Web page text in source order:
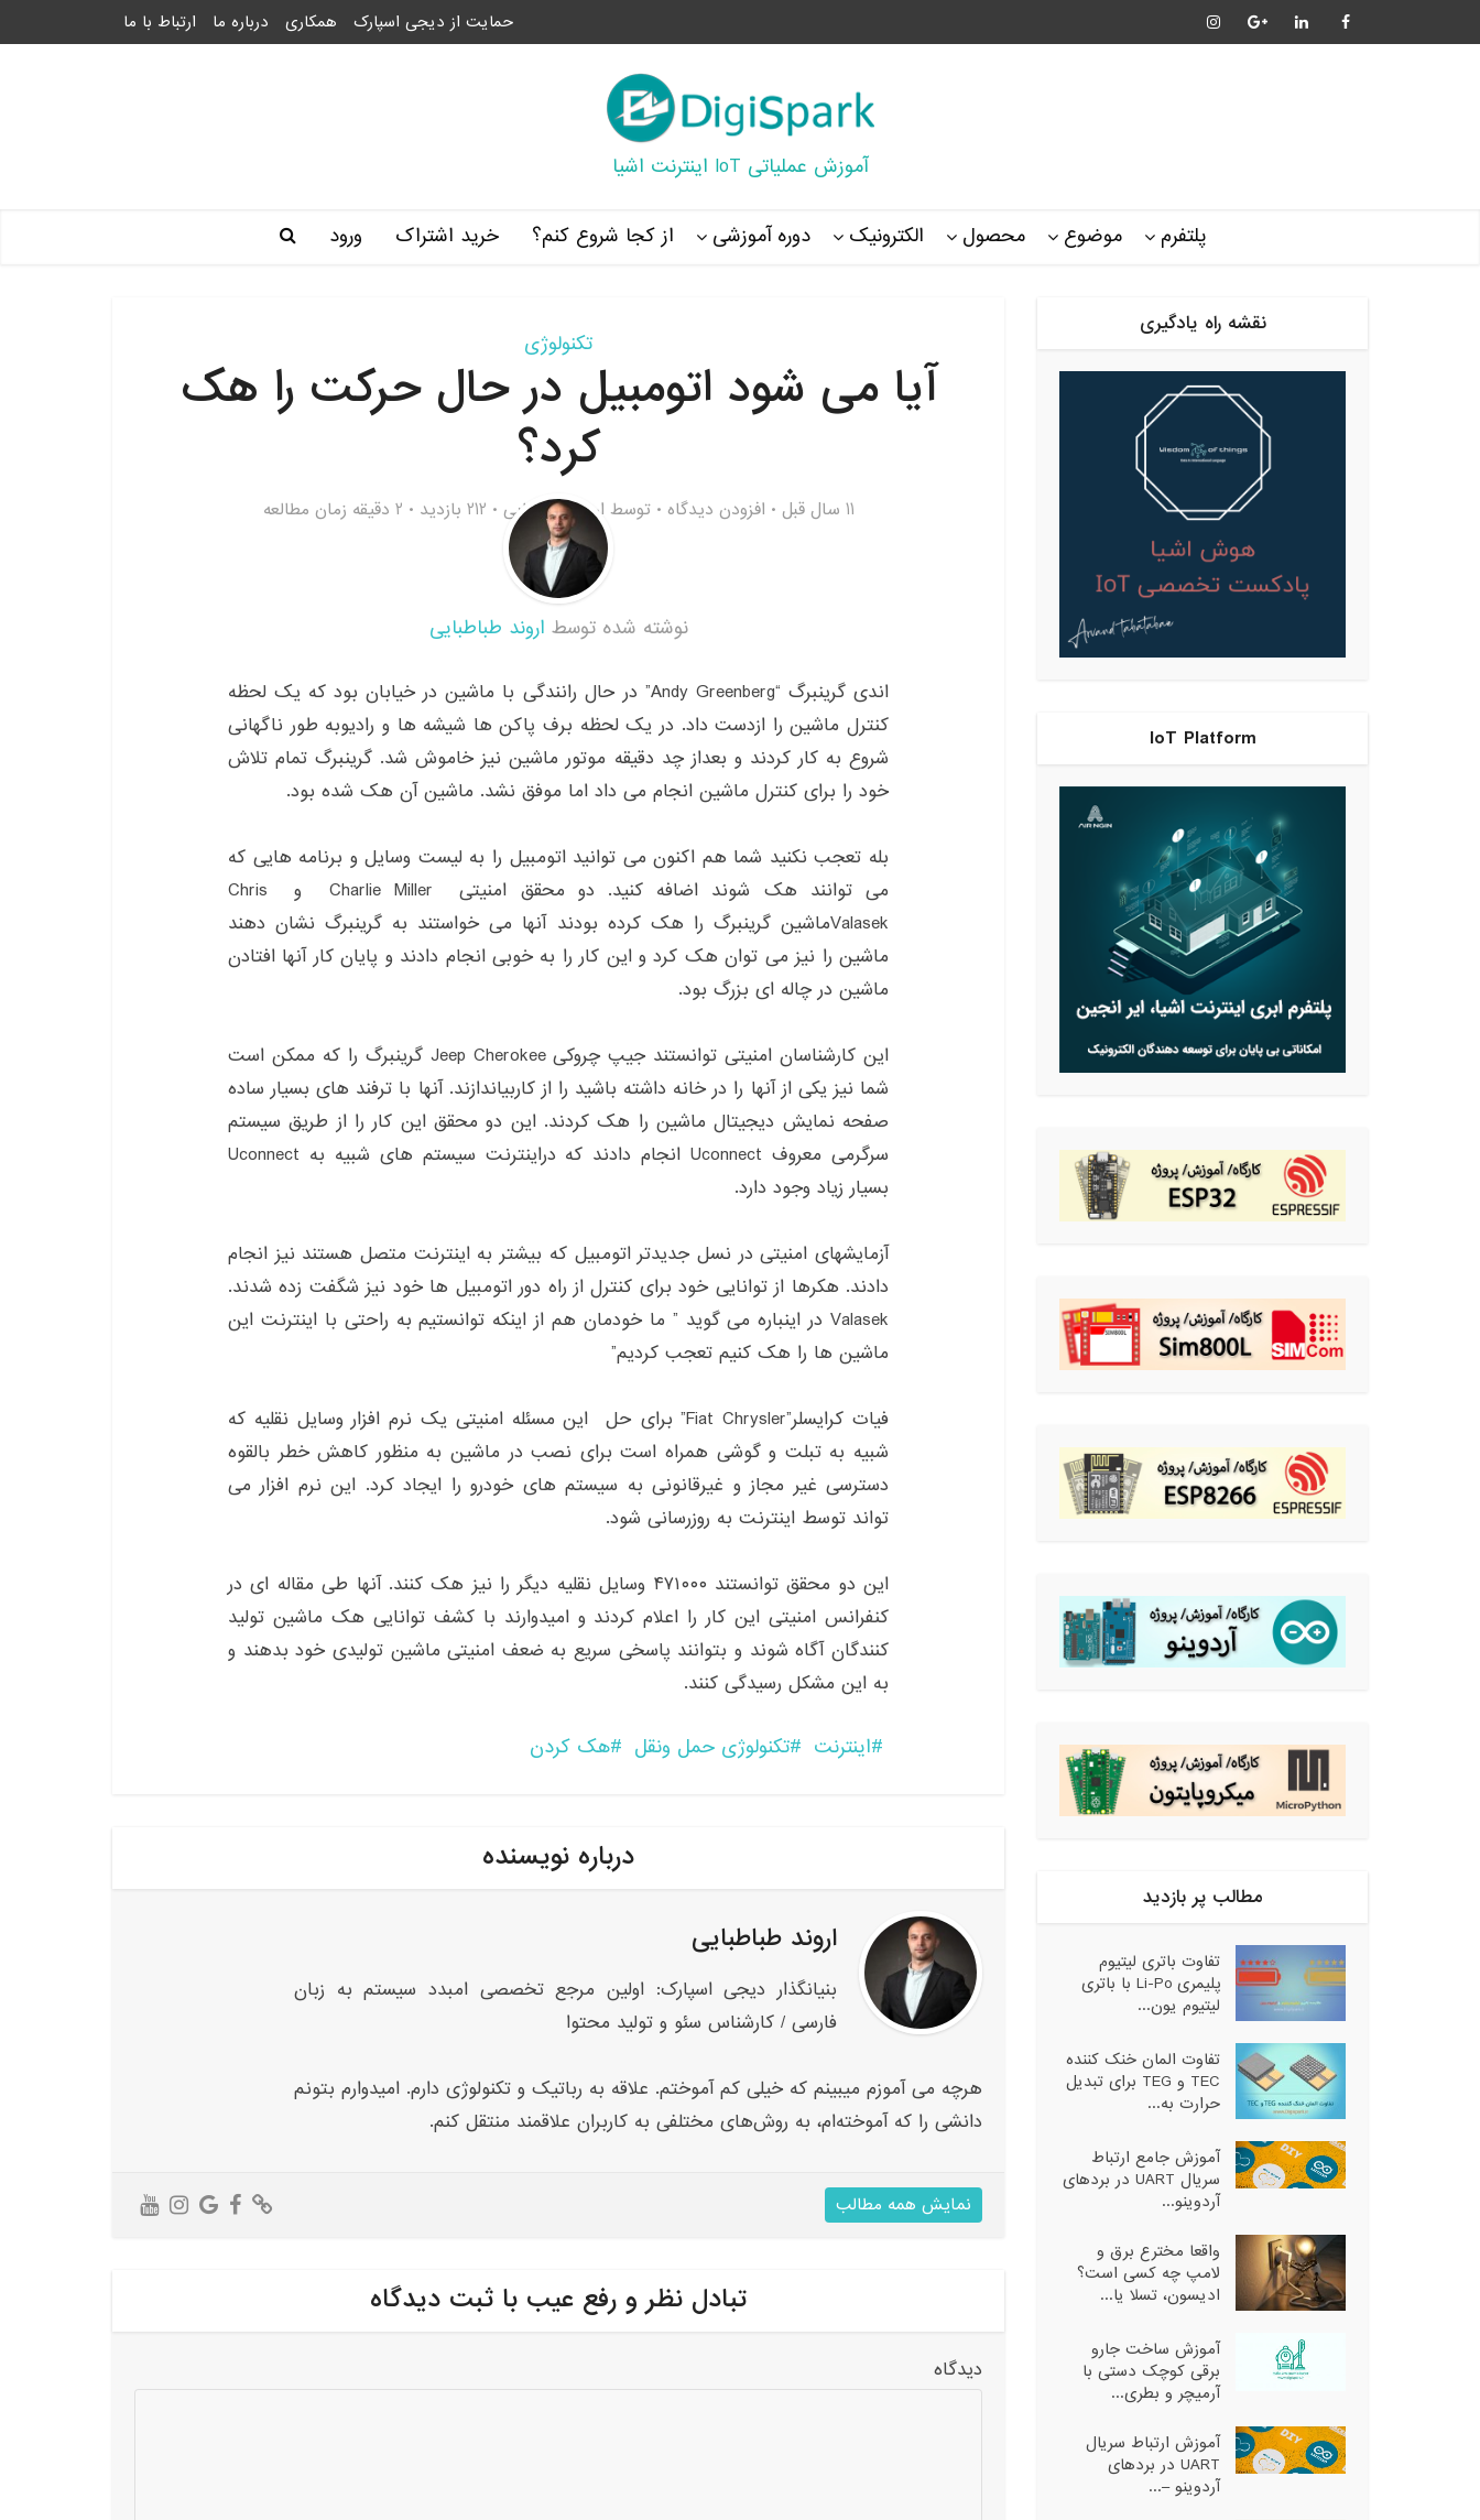
حمایت از دیجی اسپارک همکاری درباره ما ارتباط با ما
آموزش عملیاتی IoT اینترنت اشیا
پلتفرم موضوع محصول الکترونیک دوره آموزشی از کجا شروع کنم؟ خرید اشتراک ورود
تکنولوژی
آیا می شود اتومبیل در حال حرکت را هک
کرد؟
11 سال قبل افزودن دیدگاه توسط اروند طباطبایی 212 بازدید 2 دقیقه زمان مطالعه
نوشته شده توسط اروند طباطبایی
اندی گرینبرگ “Andy Greenberg” در حال رانندگی با ماشین در خیابان بود که یک لحظه
کنترل ماشین را ازدست داد. در یک لحظه برف پاکن ها شیشه ها و رادیوبه طور ناگهانی
شروع به کار کردند و بعداز چد دقیقه موتور ماشین نیز خاموش شد. گرینبرگ تمام تلاش
خود را برای کنترل ماشین انجام می داد اما موفق نشد. ماشین آن هک شده بود.
بله تعجب نکنید شما هم اکنون می توانید اتومبیل را به لیست وسایل و برنامه هایی که
می توانند هک شوند اضافه کنید. دو محقق امنیتی Charlie Miller و Chris
Valasekماشین گرینبرگ را هک کرده بودند آنها می خواستند به گرینبرگ نشان دهند
ماشین را نیز می توان هک کرد و این کار را به خوبی انجام دادند و پایان کار آنها افتادن
ماشین در چاله ای بزرگ بود.
این کارشناسان امنیتی توانستند جیپ چروکی Jeep Cherokee گرینبرگ را که ممکن است
شما نیز یکی از آنها را در خانه داشته باشید را از کاربیاندازند. آنها با ترفند های بسیار ساده
صفحه نمایش دیجیتال ماشین را هک کردند. این دو محقق این کار را از طریق سیستم
سرگرمی معروف Uconnect انجام دادند که دراینترنت سیستم های شبیه به Uconnect
بسیار زیاد وجود دارد.
آزمایشهای امنیتی در نسل جدیدتر اتومبیل که بیشتر به اینترنت متصل هستند نیز انجام
دادند. هکرها از توانایی خود برای کنترل از راه دور اتومبیل ها خود نیز شگفت زده شدند.
Valasek در اینباره می گوید ” ما خودمان هم از اینکه توانستیم به راحتی با اینترنت این
ماشین ها را هک کنیم تعجب کردیم”
فیات کرایسلر”Fiat Chrysler” برای حل این مسئله امنیتی یک نرم افزار وسایل نقلیه که
شبیه به تبلت و گوشی همراه است برای نصب در ماشین به منظور کاهش خطر بالقوه
دسترسی غیر مجاز و غیرقانونی به سیستم های خودرو را ایجاد کرد. این نرم افزار می
تواند توسط اینترنت به روزرسانی شود.
این دو محقق توانستند ۴۷۱۰۰۰ وسایل نقلیه دیگر را نیز هک کنند. آنها طی مقاله ای در
کنفرانس امنیتی این کار را اعلام کردند و امیدوارند با کشف توانایی هک ماشین تولید
کنندگان آگاه شوند و بتوانند پاسخی سریع به ضعف امنیتی ماشین تولیدی خود بدهند و
به این مشکل رسیدگی کنند.
اینترنت تکنولوژی حمل ونقل هک کردن
درباره نویسنده
اروند طباطبایی
بنیانگذار دیجی اسپارک: اولین مرجع تخصصی امبدد سیستم به زبان
فارسی / کارشناس سئو و تولید محتوا
هرچه می آموزم میبینم که خیلی کم آموختم. علاقه به رباتیک و تکنولوژی دارم. امیدوارم بتونم
دانشی را که آموخته‌ام، به روش‌های مختلفی به کاربران علاقمند منتقل کنم.
نمایش همه مطالب
تبادل نظر و رفع عیب با ثبت دیدگاه
دیدگاه
نقشه راه یادگیری
IoT Platform
مطالب پر بازدید
تفاوت باتری لیتیوم
پلیمری Li-Po با باتری
لیتیوم یون...
تفاوت المان خنک کننده
TEC و TEG برای تبدیل
حرارت به...
آموزش جامع ارتباط
سریال UART در بردهای
آردوینو...
واقعا مخترع برق و
لامپ چه کسی است؟
ادیسون، تسلا یا...
آموزش ساخت جارو
برقی کوچک دستی با
آرمیچر و بطری...
آموزش ارتباط سریال
UART در بردهای
آردوینو –...